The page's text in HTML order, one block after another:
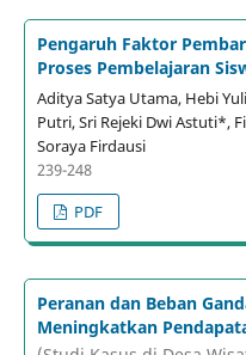
Pengaruh Faktor
Proses Pembelajaran
Aditya Satya Utama, Hebi
Putri, Sri Rejeki Dwi Astuti*,
Soraya Firdausi
239-248
PDF
Peranan dan Beban
Meningkatkan